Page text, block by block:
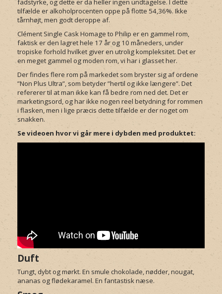
fadstyrke, og dette er da heller ingen undtagelse. I dette
tilfælde er alkoholprocenten oppe på flotte 54,36%. Ikke
tårnhøjt, men godt deroppe af.
Clément Single Cask Homage to Philip er en gammel rom,
faktisk er den lagret hele 17 år og 10 måneders, under
tropiske forhold hvilket giver en utrolig kompleksitet. Det er
en meget gammel og moden rom, vi har i glasset her.
Der findes flere rom på markedet som bryster sig af ordene
”Non Plus Ultra”, som betyder ”hertil og ikke længere”. Det
refererer til at man ikke kan få bedre rom ned det. Det er
marketingsord, og har ikke nogen reel betydning for rommen
i flasken, men i lige præcis dette tilfælde er der noget om
snakken.
Se videoen hvor vi går mere i dybden med produktet:
Duft
Tungt, dybt og mørkt. En smule chokolade, nødder, nougat,
ananas og flødekaramel. En fantastisk næse.